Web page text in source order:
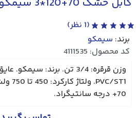
(
1 نظر)
برند: سیمکو
کد محصول: 4111535
70+ درجه سانتیگراد.